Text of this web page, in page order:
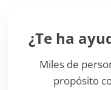
¿Te ha
Miles de
propósito